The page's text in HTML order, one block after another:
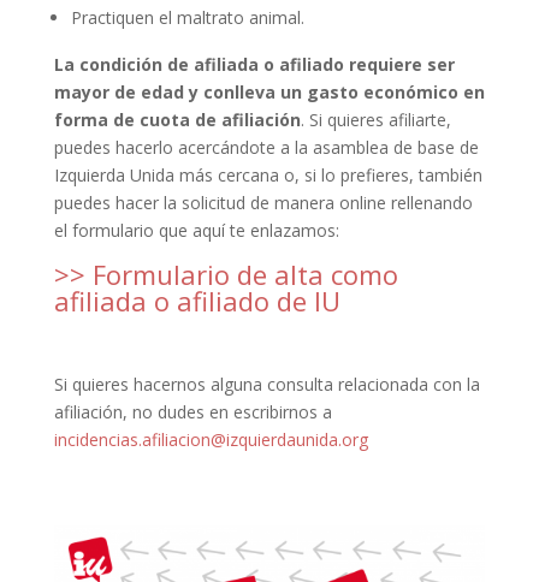
Practiquen el maltrato animal.
La condición de afiliada o afiliado requiere ser
mayor de edad y conlleva un gasto económico en
forma de cuota de afiliación. Si quieres afiliarte,
puedes hacerlo acercándote a la asamblea de base de
Izquierda Unida más cercana o, si lo prefieres, también
puedes hacer la solicitud de manera online rellenando
el formulario que aquí te enlazamos:
>> Formulario de alta como
afiliada o afiliado de IU
Si quieres hacernos alguna consulta relacionada con la
afiliación, no dudes en escribirnos a
incidencias.afiliacion@izquierdaunida.org